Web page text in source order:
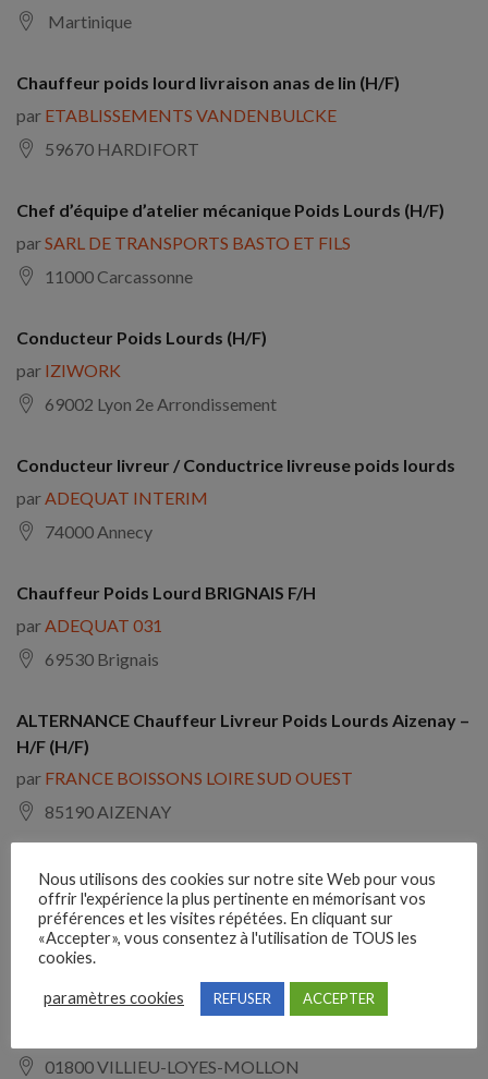
Martinique
Chauffeur poids lourd livraison anas de lin (H/F)
par ETABLISSEMENTS VANDENBULCKE
59670 HARDIFORT
Chef d’équipe d’atelier mécanique Poids Lourds (H/F)
parSARL DE TRANSPORTS BASTO ET FILS
11000 Carcassonne
Conducteur Poids Lourds (H/F)
par IZIWORK
69002 Lyon 2e Arrondissement
Conducteur livreur / Conductrice livreuse poids lourds
parADEQUAT INTERIM
74000 Annecy
Chauffeur Poids Lourd BRIGNAIS F/H
parADEQUAT 031
69530 Brignais
ALTERNANCE Chauffeur Livreur Poids Lourds Aizenay –
H/F (H/F)
par FRANCE BOISSONS LOIRE SUD OUEST
85190 AIZENAY
Carrossier poids lourds (H/F)
parSBC TERTIAIRE
13340 ROGNAC
Responsable d’Atelier Mécanique Poids Lourds (H/F)
01800 VILLIEU-LOYES-MOLLON
Nous utilisons des cookies sur notre site Web pour vous
offrir l'expérience la plus pertinente en mémorisant vos
préférences et les visites répétées. En cliquant sur
«Accepter», vous consentez à l'utilisation de TOUS les
cookies.
paramètres cookies REFUSER ACCEPTER